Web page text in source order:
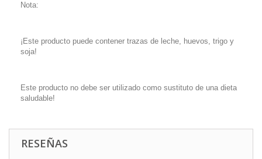
Nota:
¡Este producto puede contener trazas de leche, huevos, trigo y
soja!
Este producto no debe ser utilizado como sustituto de una dieta
saludable!
RESEÑAS